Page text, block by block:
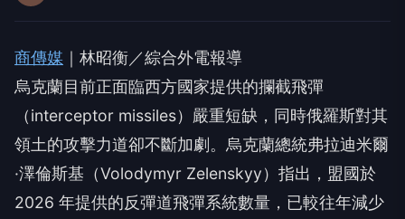
商傳媒 ｜林昭衡／綜合外電報導
烏克蘭目前正面臨西方國家提供的攔截飛彈
（interceptor missiles）嚴重短缺，同時俄羅斯對其
領土的攻擊力道卻不斷加劇。烏克蘭總統弗拉迪米爾
·澤倫斯基（Volodymyr Zelenskyy）指出，盟國於
2026 年提供的反彈道飛彈系統數量，已較往年減少